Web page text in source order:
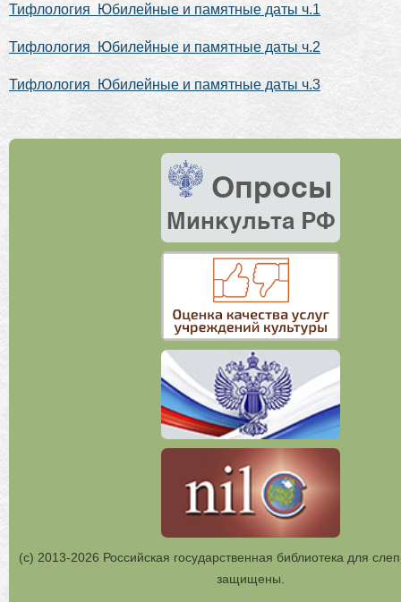
Тифлология Юбилейные и памятные даты ч.1
Тифлология Юбилейные и памятные даты ч.2
Тифлология Юбилейные и памятные даты ч.3
(с) 2013-2026 Российская государственная библиотека для
защищены.